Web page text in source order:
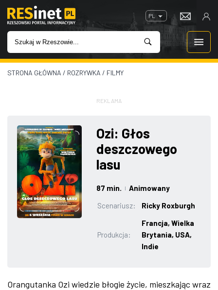
PL
WIADOMOŚCI
IMPREZY
ROZRYWKA
W KINACH
GASTRONOMIA
STRONA GŁÓWNA / ROZRYWKA / FILMY
REKLAMA
Ozi: Głos
deszczowego
lasu
87 min. | Animowany
Scenariusz:
Ricky Roxburgh
Produkcja:
Francja, Wielka
Brytania, USA,
Indie
Orangutanka Ozi wiedzie błogie życie, mieszkając wraz